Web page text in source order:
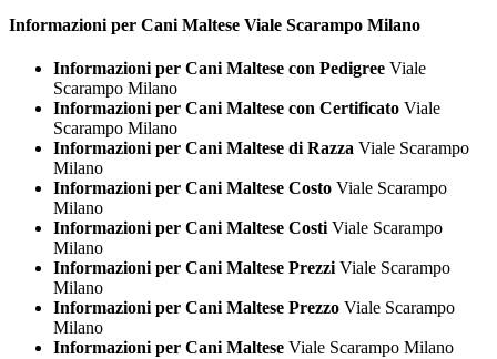
Informazioni per Cani Maltese Viale Scarampo Milano
Informazioni per Cani Maltese con Pedigree Viale
Scarampo Milano
Informazioni per Cani Maltese con Certificato Viale
Scarampo Milano
Informazioni per Cani Maltese di Razza Viale Scarampo
Milano
Informazioni per Cani Maltese Costo Viale Scarampo
Milano
Informazioni per Cani Maltese Costi Viale Scarampo
Milano
Informazioni per Cani Maltese Prezzi Viale Scarampo
Milano
Informazioni per Cani Maltese Prezzo Viale Scarampo
Milano
Informazioni per Cani Maltese Viale Scarampo Milano